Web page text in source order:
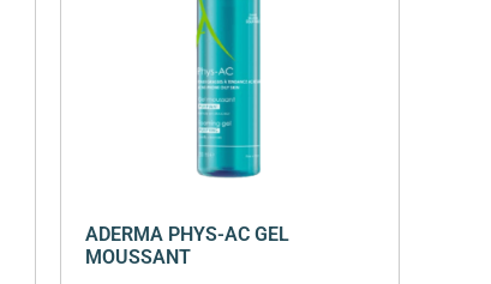
ADERMA PHYS-AC GEL
MOUSSANT